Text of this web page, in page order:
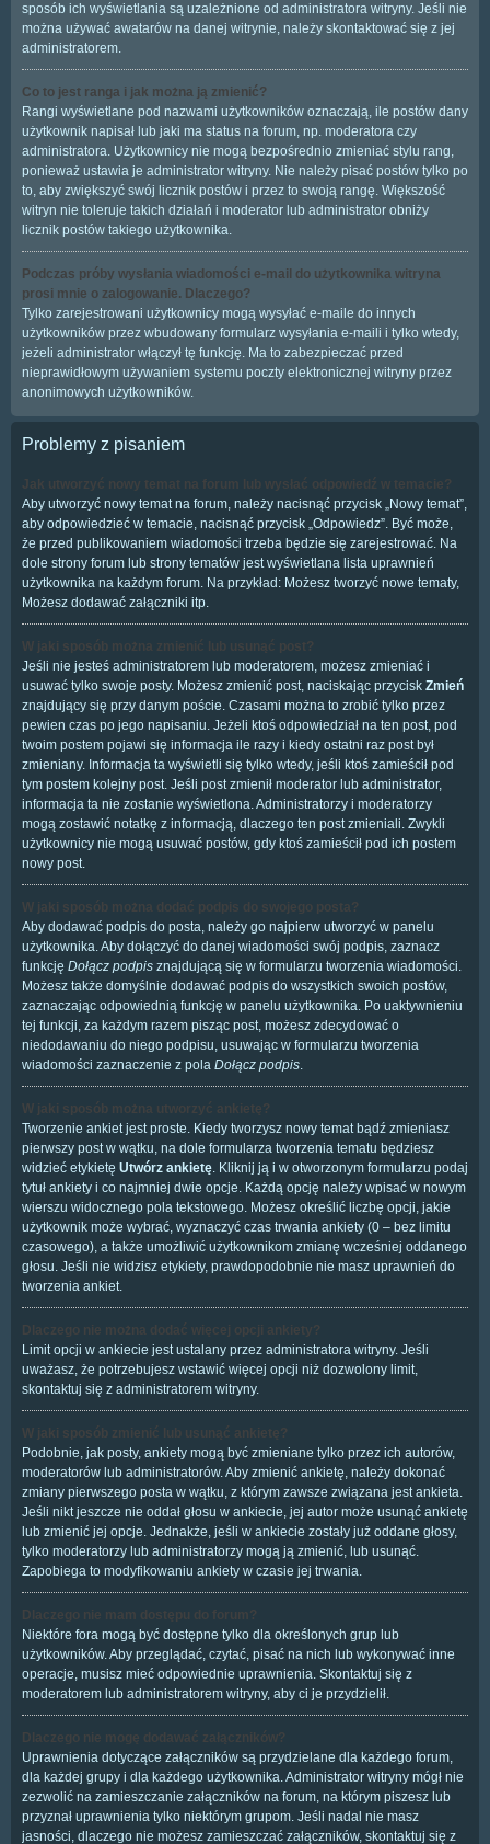
sposób ich wyświetlania są uzależnione od administratora witryny. Jeśli nie
można używać awatarów na danej witrynie, należy skontaktować się z jej
administratorem.
Co to jest ranga i jak można ją zmienić?
Rangi wyświetlane pod nazwami użytkowników oznaczają, ile postów dany
użytkownik napisał lub jaki ma status na forum, np. moderatora czy
administratora. Użytkownicy nie mogą bezpośrednio zmieniać stylu rang,
ponieważ ustawia je administrator witryny. Nie należy pisać postów tylko po
to, aby zwiększyć swój licznik postów i przez to swoją rangę. Większość
witryn nie toleruje takich działań i moderator lub administrator obniży
licznik postów takiego użytkownika.
Podczas próby wysłania wiadomości e-mail do użytkownika witryna
prosi mnie o zalogowanie. Dlaczego?
Tylko zarejestrowani użytkownicy mogą wysyłać e-maile do innych
użytkowników przez wbudowany formularz wysyłania e-maili i tylko wtedy,
jeżeli administrator włączył tę funkcję. Ma to zabezpieczać przed
nieprawidłowym używaniem systemu poczty elektronicznej witryny przez
anonimowych użytkowników.
Problemy z pisaniem
Jak utworzyć nowy temat na forum lub wysłać odpowiedź w temacie?
Aby utworzyć nowy temat na forum, należy nacisnąć przycisk „Nowy temat”,
aby odpowiedzieć w temacie, nacisnąć przycisk „Odpowiedz”. Być może,
że przed publikowaniem wiadomości trzeba będzie się zarejestrować. Na
dole strony forum lub strony tematów jest wyświetlana lista uprawnień
użytkownika na każdym forum. Na przykład: Możesz tworzyć nowe tematy,
Możesz dodawać załączniki itp.
W jaki sposób można zmienić lub usunąć post?
Jeśli nie jesteś administratorem lub moderatorem, możesz zmieniać i
usuwać tylko swoje posty. Możesz zmienić post, naciskając przycisk Zmień
znajdujący się przy danym poście. Czasami można to zrobić tylko przez
pewien czas po jego napisaniu. Jeżeli ktoś odpowiedział na ten post, pod
twoim postem pojawi się informacja ile razy i kiedy ostatni raz post był
zmieniany. Informacja ta wyświetli się tylko wtedy, jeśli ktoś zamieścił pod
tym postem kolejny post. Jeśli post zmienił moderator lub administrator,
informacja ta nie zostanie wyświetlona. Administratorzy i moderatorzy
mogą zostawić notatkę z informacją, dlaczego ten post zmieniali. Zwykli
użytkownicy nie mogą usuwać postów, gdy ktoś zamieścił pod ich postem
nowy post.
W jaki sposób można dodać podpis do swojego posta?
Aby dodawać podpis do posta, należy go najpierw utworzyć w panelu
użytkownika. Aby dołączyć do danej wiadomości swój podpis, zaznacz
funkcję Dołącz podpis znajdującą się w formularzu tworzenia wiadomości.
Możesz także domyślnie dodawać podpis do wszystkich swoich postów,
zaznaczając odpowiednią funkcję w panelu użytkownika. Po uaktywnieniu
tej funkcji, za każdym razem pisząc post, możesz zdecydować o
niedodawaniu do niego podpisu, usuwając w formularzu tworzenia
wiadomości zaznaczenie z pola Dołącz podpis.
W jaki sposób można utworzyć ankietę?
Tworzenie ankiet jest proste. Kiedy tworzysz nowy temat bądź zmieniasz
pierwszy post w wątku, na dole formularza tworzenia tematu będziesz
widzieć etykietę Utwórz ankietę. Kliknij ją i w otworzonym formularzu podaj
tytuł ankiety i co najmniej dwie opcje. Każdą opcję należy wpisać w nowym
wierszu widocznego pola tekstowego. Możesz określić liczbę opcji, jakie
użytkownik może wybrać, wyznaczyć czas trwania ankiety (0 – bez limitu
czasowego), a także umożliwić użytkownikom zmianę wcześniej oddanego
głosu. Jeśli nie widzisz etykiety, prawdopodobnie nie masz uprawnień do
tworzenia ankiet.
Dlaczego nie można dodać więcej opcji ankiety?
Limit opcji w ankiecie jest ustalany przez administratora witryny. Jeśli
uważasz, że potrzebujesz wstawić więcej opcji niż dozwolony limit,
skontaktuj się z administratorem witryny.
W jaki sposób zmienić lub usunąć ankietę?
Podobnie, jak posty, ankiety mogą być zmieniane tylko przez ich autorów,
moderatorów lub administratorów. Aby zmienić ankietę, należy dokonać
zmiany pierwszego posta w wątku, z którym zawsze związana jest ankieta.
Jeśli nikt jeszcze nie oddał głosu w ankiecie, jej autor może usunąć ankietę
lub zmienić jej opcje. Jednakże, jeśli w ankiecie zostały już oddane głosy,
tylko moderatorzy lub administratorzy mogą ją zmienić, lub usunąć.
Zapobiega to modyfikowaniu ankiety w czasie jej trwania.
Dlaczego nie mam dostępu do forum?
Niektóre fora mogą być dostępne tylko dla określonych grup lub
użytkowników. Aby przeglądać, czytać, pisać na nich lub wykonywać inne
operacje, musisz mieć odpowiednie uprawnienia. Skontaktuj się z
moderatorem lub administratorem witryny, aby ci je przydzielił.
Dlaczego nie mogę dodawać załączników?
Uprawnienia dotyczące załączników są przydzielane dla każdego forum,
dla każdej grupy i dla każdego użytkownika. Administrator witryny mógł nie
zezwolić na zamieszczanie załączników na forum, na którym piszesz lub
przyznał uprawnienia tylko niektórym grupom. Jeśli nadal nie masz
jasności, dlaczego nie możesz zamieszczać załączników, skontaktuj się z